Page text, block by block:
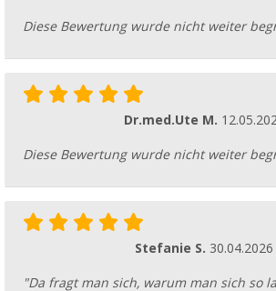
Diese Bewertung wurde nicht weiter
Dr.med.Ute M.
Diese Bewertung wurde nicht weiter
Stefanie S. 30.04.2026
"Da fragt man sich, warum man sich so